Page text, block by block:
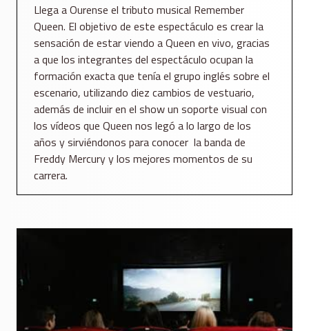
Llega a Ourense el tributo musical Remember
Queen. El objetivo de este espectáculo es crear la
sensación de estar viendo a Queen en vivo, gracias
a que los integrantes del espectáculo ocupan la
formación exacta que tenía el grupo inglés sobre el
escenario, utilizando diez cambios de vestuario,
además de incluir en el show un soporte visual con
los vídeos que Queen nos legó a lo largo de los
años y sirviéndonos para conocer la banda de
Freddy Mercury y los mejores momentos de su
carrera.